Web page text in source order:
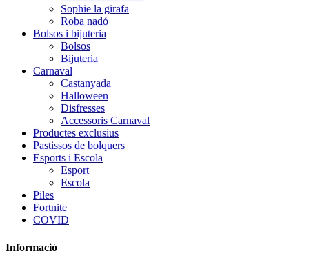
Sophie la girafa
Roba nadó
Bolsos i bijuteria
Bolsos
Bijuteria
Carnaval
Castanyada
Halloween
Disfresses
Accessoris Carnaval
Productes exclusius
Pastissos de bolquers
Esports i Escola
Esport
Escola
Piles
Fortnite
COVID
Informació